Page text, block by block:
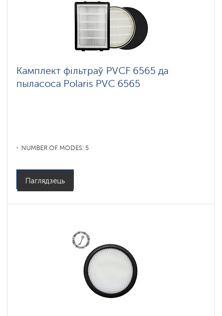
Камплект фільтраў PVCF 6565 да
пыласоса Polaris PVC 6565
NUMBER OF MODES: 5
Паглядзець